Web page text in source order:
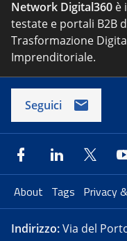
Network Digital360 è
testate e portali B2B
Trasformazione
Imprenditoriale.
Seguici
About Tags Privacy
Indirizzo:Via del